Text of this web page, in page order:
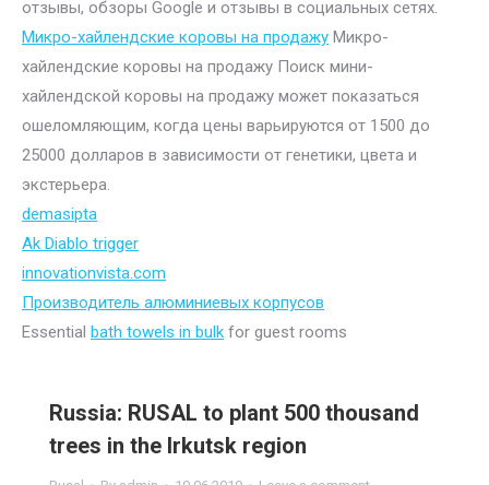
отзывы, обзоры Google и отзывы в социальных сетях.
Микро-хайлендские коровы на продажу Микро-
хайлендские коровы на продажу Поиск мини-
хайлендской коровы на продажу может показаться
ошеломляющим, когда цены варьируются от 1500 до
25000 долларов в зависимости от генетики, цвета и
экстерьера.
demasipta
Ak Diablo trigger
innovationvista.com
Производитель алюминиевых корпусов
Essential bath towels in bulk for guest rooms
Russia: RUSAL to plant 500 thousand
trees in the Irkutsk region